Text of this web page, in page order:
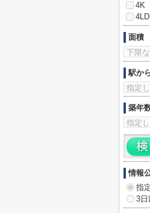
4K
面積
駅か
築年
情報
指
3日